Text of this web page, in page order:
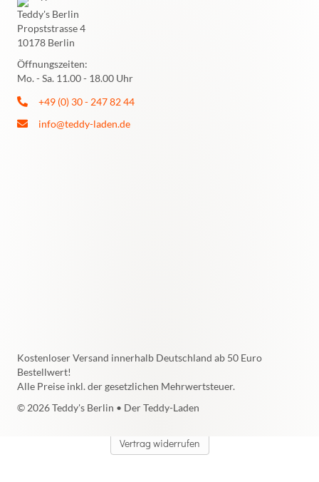
Teddy's Berlin
Propststrasse 4
10178 Berlin
Öffnungszeiten:
Mo. - Sa. 11.00 - 18.00 Uhr
+49 (0) 30 - 247 82 44
info@teddy-laden.de
© 2026 Teddy's Berlin • Der Teddy-Laden
Kostenloser Versand innerhalb Deutschland ab 50 Euro
Bestellwert!
Alle Preise inkl. der gesetzlichen Mehrwertsteuer.
Vertrag widerrufen